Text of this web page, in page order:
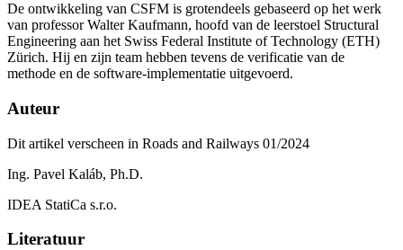
De ontwikkeling van CSFM is grotendeels gebaseerd op het werk
van professor Walter Kaufmann, hoofd van de leerstoel Structural
Engineering aan het Swiss Federal Institute of Technology (ETH)
Zürich. Hij en zijn team hebben tevens de verificatie van de
methode en de software-implementatie uitgevoerd.
Auteur
Dit artikel verscheen in Roads and Railways 01/2024
Ing. Pavel Kaláb, Ph.D.
IDEA StatiCa s.r.o.
Literatuur